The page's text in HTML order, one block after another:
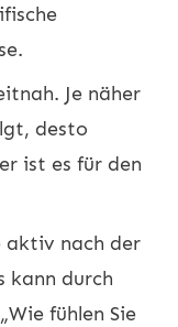
Je näher
desto
ist es für den
aktiv nach der
kann durch
fühlen Sie